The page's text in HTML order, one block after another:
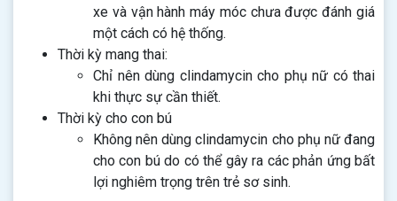
xe và vận hành máy móc chưa được đánh giá
một cách có hệ thống.
Thời kỳ mang thai:
Chỉ nên dùng clindamycin cho phụ nữ có thai
khi thực sự cần thiết.
Thời kỳ cho con bú
Không nên dùng clindamycin cho phụ nữ đang
cho con bú do có thể gây ra các phản ứng bất
lợi nghiêm trọng trên trẻ sơ sinh.